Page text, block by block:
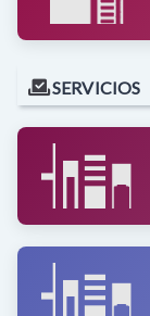
SERVICIOS